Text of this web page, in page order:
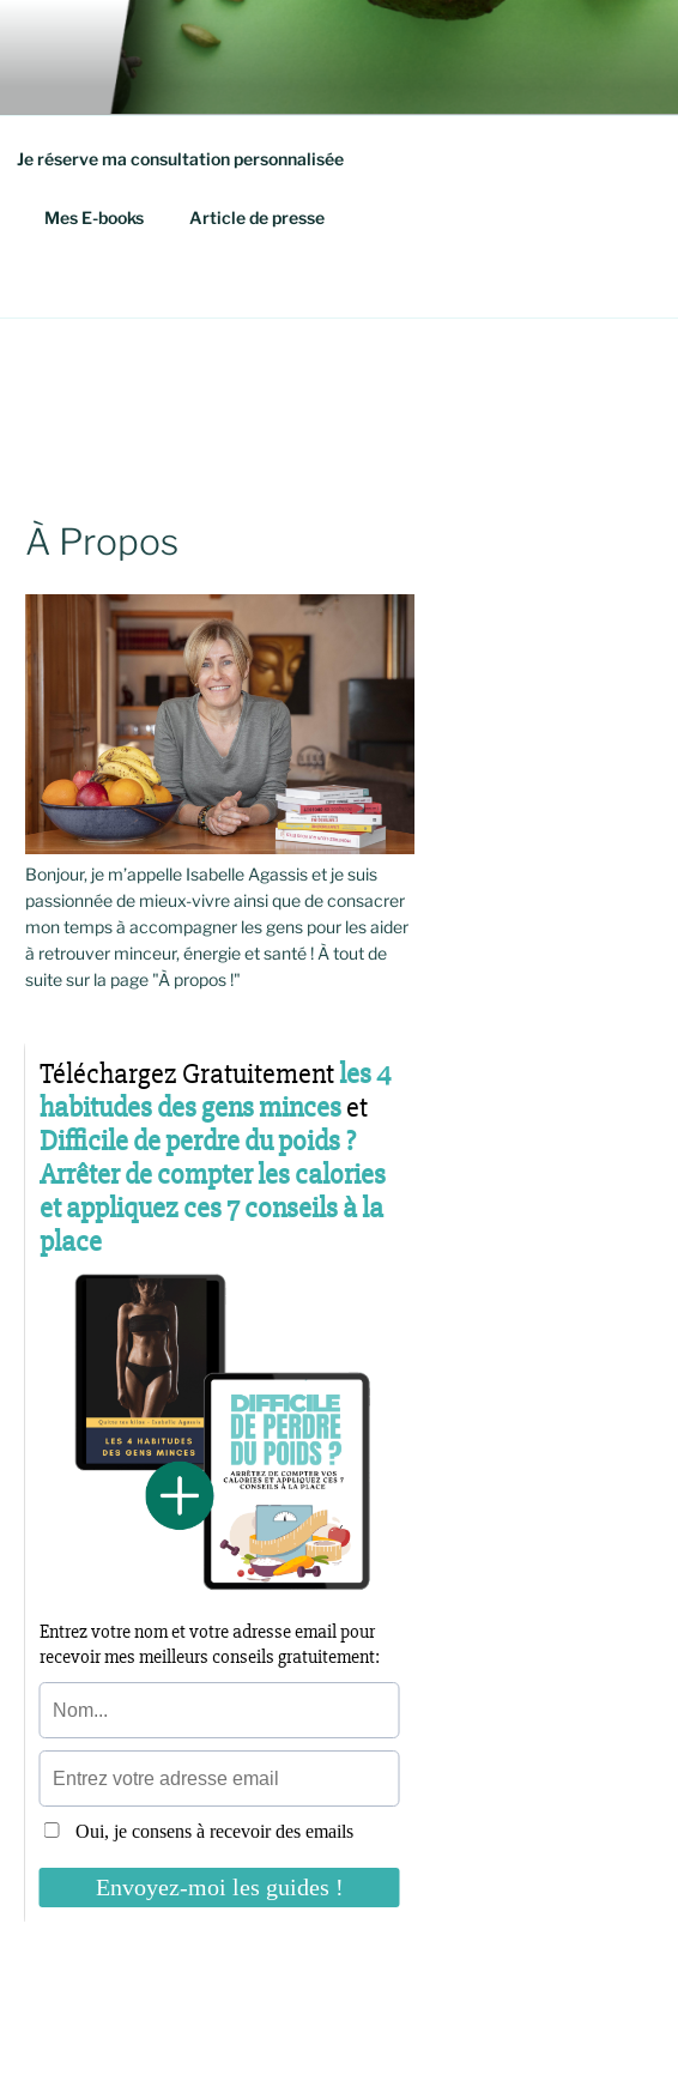
Je réserve ma consultation personnalisée
Mes E-books Article de presse
À Propos
Bonjour, je m’appelle Isabelle Agassis et je suis
passionnée de mieux-vivre ainsi que de consacrer
mon temps à accompagner les gens pour les aider
à retrouver minceur, énergie et santé ! À tout de
suite sur la page "À propos !"